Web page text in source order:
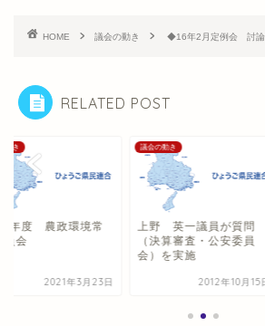
HOME 議会の動き ◆16年2月定例会 討論
RELATED POST
動き
年度 農政環境常
員会
2021年3月23日
議会の動き
上野 英一議員が質問
（決算審査・公安委員
会）を実施
2012年10月15